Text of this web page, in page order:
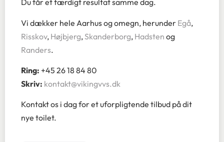
Du får et færdigt resultat samme dag.
Vi dækker hele Aarhus og omegn, herunder Egå,
Risskov, Højbjerg, Skanderborg, Hadsten og
Randers.
Ring: +45 26 18 84 80
Skriv: kontakt@vikingvvs.dk
Kontakt os i dag for et uforpligtende tilbud på dit
nye toilet.